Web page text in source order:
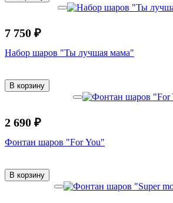
7 750 ₽
Набор шаров "Ты лучшая мама"
В корзину
2 690 ₽
Фонтан шаров "For You"
В корзину